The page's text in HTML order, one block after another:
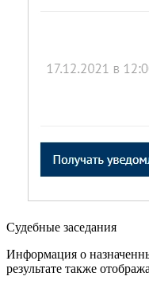
Судебные заседания
Информация о
результате также